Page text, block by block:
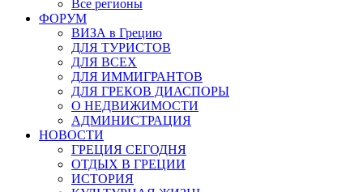
Все регионы
ФОРУМ
ВИЗА в Грецию
ДЛЯ ТУРИСТОВ
ДЛЯ ВСЕХ
ДЛЯ ИММИГРАНТОВ
ДЛЯ ГРЕКОВ ДИАСПОРЫ
О НЕДВИЖИМОСТИ
АДМИНИСТРАЦИЯ
НОВОСТИ
ГРЕЦИЯ СЕГОДНЯ
ОТДЫХ В ГРЕЦИИ
ИСТОРИЯ